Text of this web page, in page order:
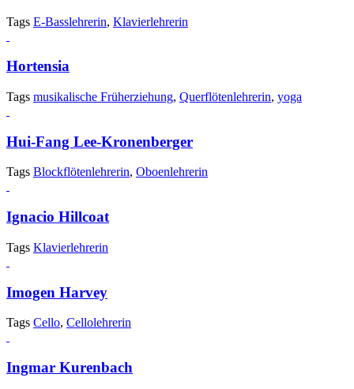
Tags E-Basslehrerin, Klavierlehrerin
Hortensia
Tags musikalische Früherziehung, Querflötenlehrerin, yoga
Hui-Fang Lee-Kronenberger
Tags Blockflötenlehrerin, Oboenlehrerin
Ignacio Hillcoat
Tags Klavierlehrerin
Imogen Harvey
Tags Cello, Cellolehrerin
Ingmar Kurenbach